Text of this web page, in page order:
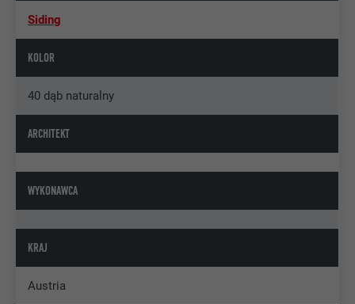
Siding
KOLOR
40 dąb naturalny
ARCHITEKT
WYKONAWCA
KRAJ
Austria